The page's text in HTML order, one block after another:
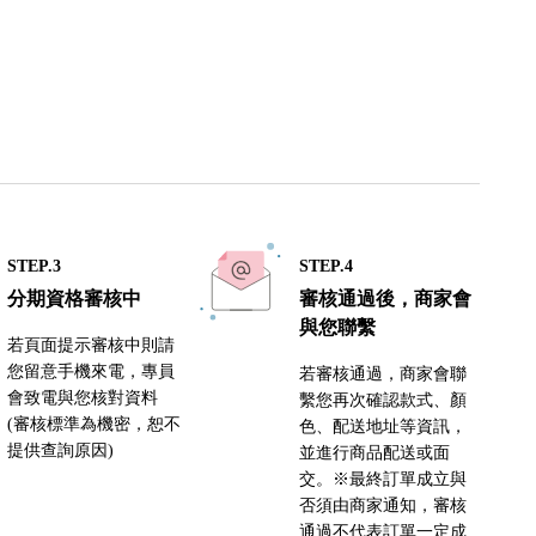
STEP.3
分期資格審核中
若頁面提示審核中則請
您留意手機來電，專員
會致電與您核對資料
(審核標準為機密，恕不
提供查詢原因)
STEP.4
審核通過後，商家會
與您聯繫
若審核通過，商家會聯
繫您再次確認款式、顏
色、配送地址等資訊，
並進行商品配送或面
交。※最終訂單成立與
否須由商家通知，審核
通過不代表訂單一定成